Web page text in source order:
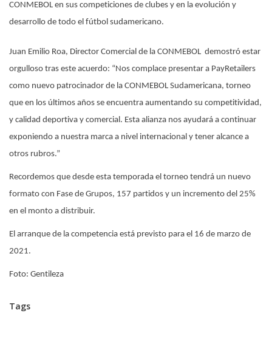
CONMEBOL en sus competiciones de clubes y en la evolución y
desarrollo de todo el fútbol sudamericano.
Juan Emilio Roa, Director Comercial de la CONMEBOL demostró estar
orgulloso tras este acuerdo: “Nos complace presentar a PayRetailers
como nuevo patrocinador de la CONMEBOL Sudamericana, torneo
que en los últimos años se encuentra aumentando su competitividad,
y calidad deportiva y comercial. Esta alianza nos ayudará a continuar
exponiendo a nuestra marca a nivel internacional y tener alcance a
otros rubros.”
Recordemos que desde esta temporada el torneo tendrá un nuevo
formato con Fase de Grupos, 157 partidos y un incremento del 25%
en el monto a distribuir.
El arranque de la competencia está previsto para el 16 de marzo de
2021.
Foto: Gentileza
Tags